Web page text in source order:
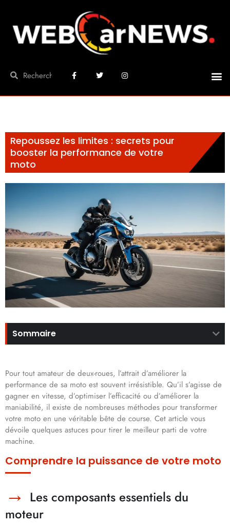
Repoussez les limites : secrets pour
booster la performance de votre
moto
Sommaire
Pour tout amateur de deux-roues, l’attrait d’améliorer la
performance de sa moto est souvent irrésistible. Qu’il s’agisse de
gagner en vitesse, d’optimiser l’efficacité ou d’améliorer la
maniabilité, il existe de nombreuses méthodes pour transformer
votre moto en une véritable bête de course. Cet article vous
dévoile quelques astuces pour tirer le meilleur parti de votre
machine.
Comprendre la puissance de votre moto
Les composants essentiels du
moteur